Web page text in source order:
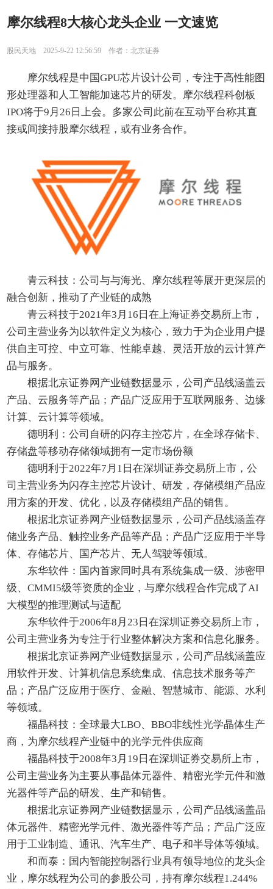
摩尔线程8大核心龙头企业 一文速览
股民天地 2025-9-22 12:56:59 作者：北京证券
摩尔线程是中国GPU芯片设计公司，专注于高性能图
形处理器和人工智能加速芯片的研发。摩尔线程科创板
IPO将于9月26日上会。多家公司此前在互动平台称其直
接或间接持股摩尔线程，或有业务合作。
青云科技：公司与与海光、摩尔线程等展开更深层的
融合创新，推动了产业链的成熟
青云科技于2021年3月16日在上海证券交易所上市，
公司主营业务为以软件定义为核心，致力于为企业用户提
供自主可控、中立可靠、性能卓越、灵活开放的云计算产
品与服务。
根据北京证券网产业链数据显示，公司产品线涵盖云
产品、云服务等产品；产品广泛应用于互联网服务、边缘
计算、云计算等领域。
德明利：公司自研的闪存主控芯片，在全球存储卡、
存储盘等移动存储领域拥有一定市场份额
德明利于2022年7月1日在深圳证券交易所上市，公
司主营业务为闪存主控芯片设计、研发，存储模组产品应
用方案的开发、优化，以及存储模组产品的销售。
根据北京证券网产业链数据显示，公司产品线涵盖存
储业务产品、触控业务产品等产品；产品广泛应用于半导
体、存储芯片、国产芯片、无人驾驶等领域。
东华软件：国内首家同时具有系统集成一级、涉密甲
级、CMMI5级等资质的企业，与摩尔线程合作完成了AI
大模型的推理测试与适配
东华软件于2006年8月23日在深圳证券交易所上市，
公司主营业务为专注于行业整体解决方案和信息化服务。
根据北京证券网产业链数据显示，公司产品线涵盖应
用软件开发、计算机信息系统集成、信息技术服务等产
品；产品广泛应用于医疗、金融、智慧城市、能源、水利
等领域。
福晶科技：全球最大LBO、BBO非线性光学晶体生产
商，为摩尔线程产业链中的光学元件供应商
福晶科技于2008年3月19日在深圳证券交易所上市，
公司主营业务为主要从事晶体元器件、精密光学元件和激
光器件等产品的研发、生产和销售。
根据北京证券网产业链数据显示，公司产品线涵盖晶
体元器件、精密光学元件、激光器件等产品；产品广泛应
用于工业制造、通讯、汽车生产、电子和半导体等领域。
和而泰：国内智能控制器行业具有领导地位的龙头企
业，摩尔线程为公司的参股公司，持有摩尔线程1.244%